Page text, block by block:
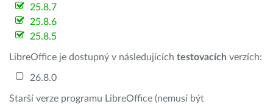
25.8.7
25.8.6
25.8.5
LibreOffice je dostupný v následujících testovacích verzích:
26.8.0
Starší verze programu LibreOffice (nemusí být